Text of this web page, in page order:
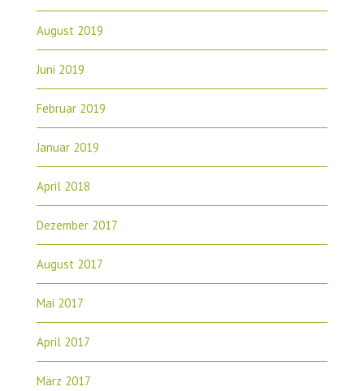
August 2019
Juni 2019
Februar 2019
Januar 2019
April 2018
Dezember 2017
August 2017
Mai 2017
April 2017
März 2017